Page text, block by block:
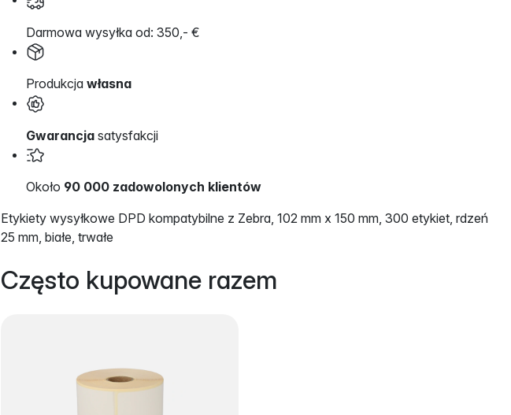
Darmowa wysyłka od: 350,- €
Produkcja własna
Gwarancja satysfakcji
Około 90 000 zadowolonych klientów
Etykiety wysyłkowe DPD kompatybilne z Zebra, 102 mm x 150 mm, 300 etykiet, rdzeń
25 mm, białe, trwałe
Często kupowane razem